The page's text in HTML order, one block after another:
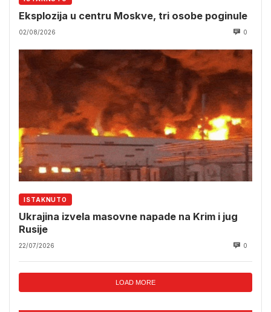
Eksplozija u centru Moskve, tri osobe poginule
02/08/2026 0
ISTAKNUTO
Ukrajina izvela masovne napade na Krim i jug
Rusije
22/07/2026 0
LOAD MORE